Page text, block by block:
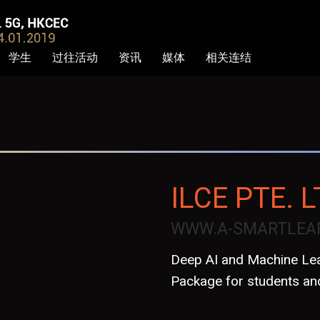
学生 过往活动 资讯 媒体 相关连结
ILCE PTE.
WWW.A-
Deep AI and Machine
Package for students